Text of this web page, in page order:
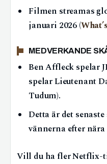
Filmen streamas
januari 2026 (
MEDVERKANDE
Ben Affleck spelar
spelar Lieutenant
Tudum).
Detta är det
vännerna efter
Vill du ha fler Netflix-